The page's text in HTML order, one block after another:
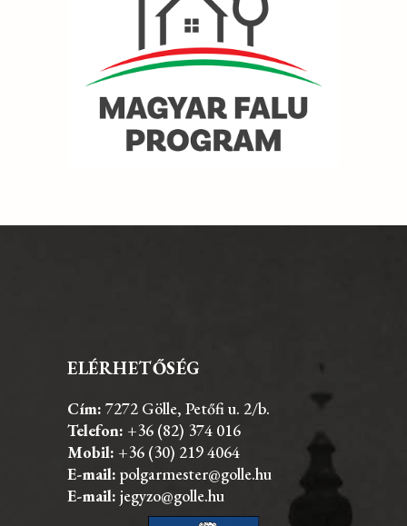
ELÉRHETŐSÉG
Cím: 7272 Gölle, Petőfi u. 2/b.
Telefon: +36 (82) 374 016
Mobil: +36 (30) 219 4064
E-mail: polgarmester@golle.hu
E-mail: jegyzo@golle.hu